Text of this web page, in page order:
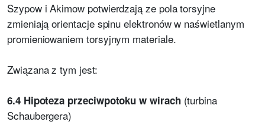
Szypow i Akimow potwierdzają ze pola torsyjne
zmieniają orientacje spinu elektronów w naświetlanym
promieniowaniem torsyjnym materiale.
Związana z tym jest:
6.4 Hipoteza przeciwpotoku w wirach (turbina
Schaubergera)